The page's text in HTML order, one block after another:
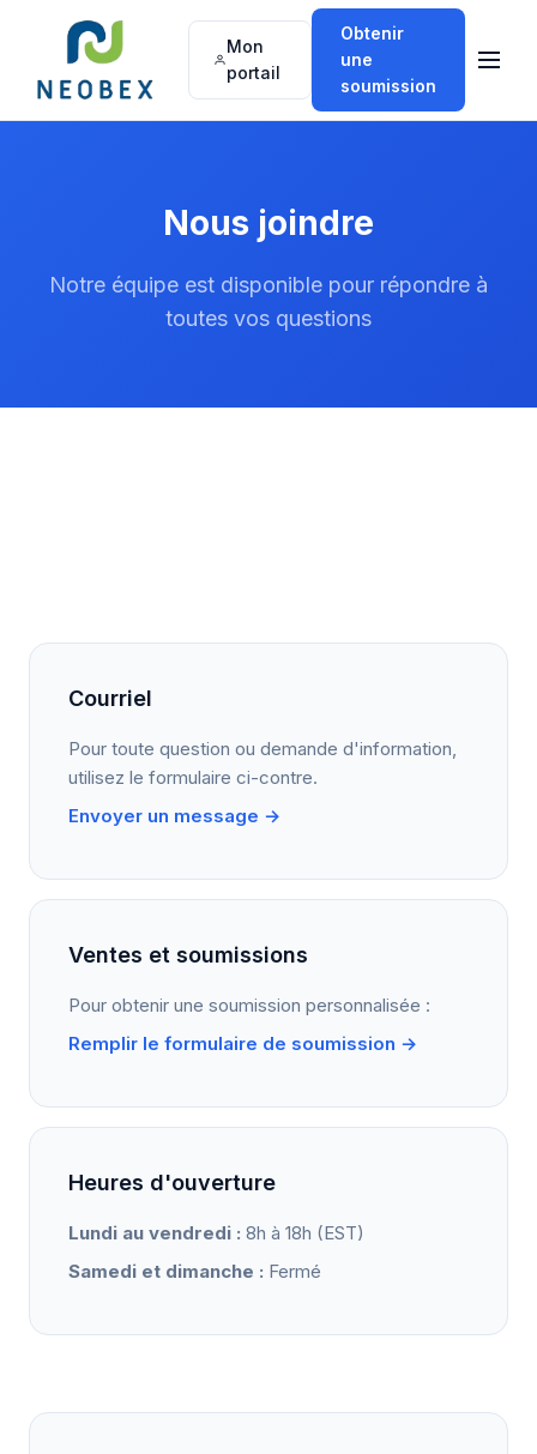
Mon
portail
Obtenir
une
soumission
Nous joindre
Notre équipe est disponible pour répondre à
toutes vos questions
Courriel
Pour toute question ou demande d'information,
utilisez le formulaire ci-contre.
Envoyer un message →
Ventes et soumissions
Pour obtenir une soumission personnalisée :
Remplir le formulaire de soumission →
Heures d'ouverture
Lundi au vendredi : 8h à 18h (EST)
Samedi et dimanche : Fermé